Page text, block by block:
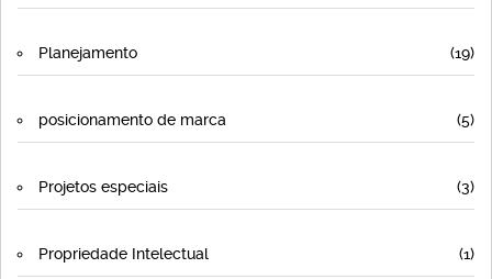
Planejamento (19)
posicionamento de marca (5)
Projetos especiais (3)
Propriedade Intelectual (1)